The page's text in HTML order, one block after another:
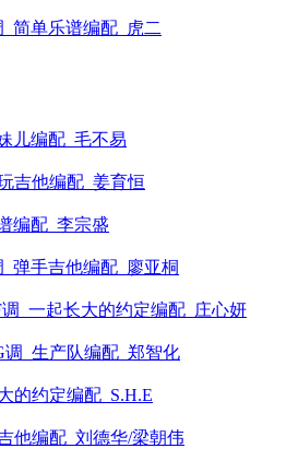
简单乐谱编配_虎二
儿编配_毛不易
吉他编配_姜育恒
编配_李宗盛
弹手吉他编配_廖亚桐
_一起长大的约定编配_庄心妍
_生产队编配_郑智化
的约定编配_S.H.E
他编配_刘德华/梁朝伟